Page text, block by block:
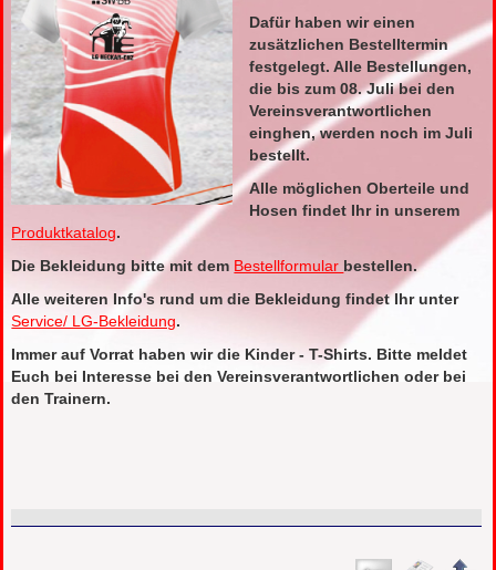
Dafür haben wir einen
zusätzlichen Bestelltermin
festgelegt. Alle Bestellungen,
die bis zum 08. Juli bei den
Vereinsverantwortlichen
einghen, werden noch im Juli
bestellt.
Alle möglichen Oberteile und
Hosen findet Ihr in unserem
Produktkatalog.
Die Bekleidung bitte mit dem Bestellformular bestellen.
Alle weiteren Info's rund um die Bekleidung findet Ihr unter
Service/ LG-Bekleidung.
Immer auf Vorrat haben wir die Kinder - T-Shirts. Bitte meldet
Euch bei Interesse bei den Vereinsverantwortlichen oder bei
den Trainern.